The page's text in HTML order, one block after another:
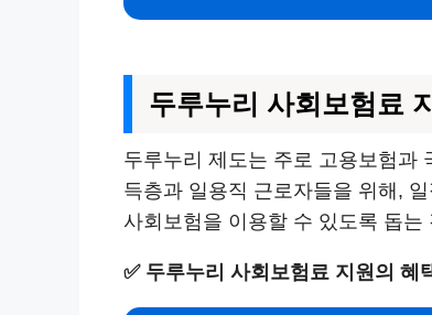
두루누리 사회보험료
두루누리 제도는 주로 고용보험과
득층과 일용직 근로자들을 위해,
사회보험을 이용할 수 있도록 돕는
✅ 두루누리 사회보험료 지원의 혜